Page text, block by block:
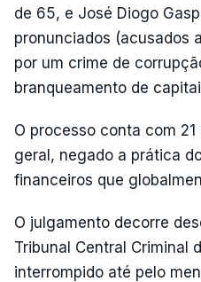
de 65, e José Diogo
pronunciados (acusados
por um crime de
branqueamento de
O processo conta com
geral, negado a prática
financeiros que
O julgamento decorre
Tribunal Central Criminal
interrompido até pelo